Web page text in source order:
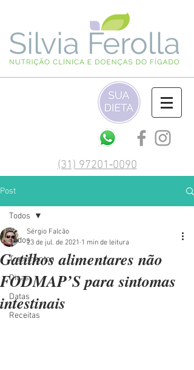
(‪31) 97201‑0090‬
Post
Todos
Tratamentos
Dicas
Datas
Receitas
Todos
Gatilhos alimentares não
FODMAP’S para sintomas
intestinais
Sérgio Falcão
23 de jul. de 2021 1 min de leitura